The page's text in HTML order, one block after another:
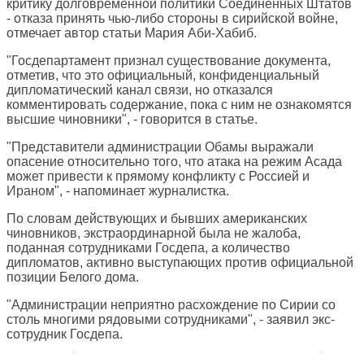
критику долговременной политики Соединенных Штатов
- отказа принять чью-либо стороны в сирийской войне,
отмечает автор статьи Мария Аби-Хабиб.
"Госдепартамент признал существование документа,
отметив, что это официальный, конфиденциальный
дипломатический канал связи, но отказался
комментировать содержание, пока с ним не ознакомятся
высшие чиновники", - говорится в статье.
"Представители администрации Обамы выражали
опасение относительно того, что атака на режим Асада
может привести к прямому конфликту с Россией и
Ираном", - напоминает журналистка.
По словам действующих и бывших американских
чиновников, экстраординарной была не жалоба,
поданная сотрудниками Госдепа, а количество
дипломатов, активно выступающих против официальной
позиции Белого дома.
"Администрации неприятно расхождение по Сирии со
столь многими рядовыми сотрудниками", - заявил экс-
сотрудник Госдепа.